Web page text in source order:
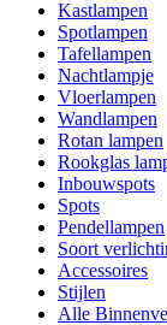
Kastlampen
Spotlampen
Tafellampen
Nachtlampje
Vloerlampen
Wandlampen
Rotan lampen
Rookglas
Inbouwspots
Spots
Pendellampen
Soort
Accessoires
Stijlen
Alle